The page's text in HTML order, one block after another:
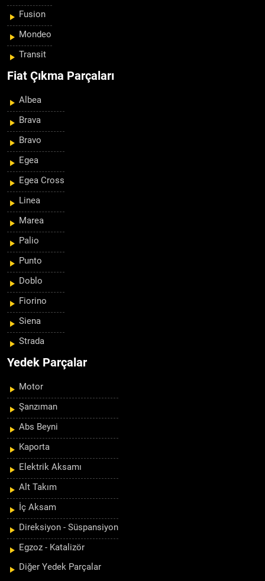
Fusion
Mondeo
Transit
Fiat Çıkma Parçaları
Albea
Brava
Bravo
Egea
Egea Cross
Linea
Marea
Palio
Punto
Doblo
Fiorino
Siena
Strada
Yedek Parçalar
Motor
Şanzıman
Abs Beyni
Kaporta
Elektrik Aksamı
Alt Takım
İç Aksam
Direksiyon - Süspansiyon
Egzoz - Katalizör
Diğer Yedek Parçalar